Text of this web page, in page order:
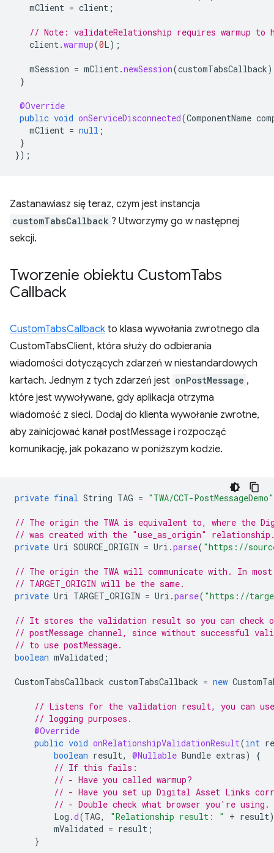
mClient = client ;
// Note: validateRelationship requires warmup to
client.warmup(0L);
mSession = mClient.newSession(customTabsCallback
}
@Override
public void onServiceDisconnected(ComponentName
mClient = null ;
}
});
Zastanawiasz się teraz, czym jest instancja
customTabsCallback ? Utworzymy go w następnej
sekcji.
Tworzenie obiektu CustomTabs
Callback
CustomTabsCallback to klasa wywołania zwrotnego dla
CustomTabsClient, która służy do odbierania
wiadomości dotyczących zdarzeń w niestandardowych
kartach. Jednym z tych zdarzeń jest onPostMessage ,
które jest wywoływane, gdy aplikacja otrzyma
wiadomość z sieci. Dodaj do klienta wywołanie zwrotne,
aby zainicjować kanał postMessage i rozpocząć
komunikację, jak pokazano w poniższym kodzie.
private final String TAG = "TWA/CCT-PostMessageDemo"
// The origin the TWA is equivalent to, where the
// was created with the "use_as_origin"
private Uri SOURCE_ORIGIN = Uri .parse( "https://
// The origin the TWA will communicate with. In most
// TARGET_ORIGIN will be the same.
private Uri TARGET_ORIGIN = Uri .parse( "https://
// It stores the validation result so you can check
// postMessage channel, since without successful
// to use postMessage.
boolean mValidated ;
CustomTabsCallback customTabsCallback = new
// Listens for the validation result, you can
// logging purposes.
@Override
public void onRelationshipValidationResult(int
boolean result, @Nullable Bundle extras)
{
// If this fails:
// - Have you called warmup?
// - Have you set up Digital Asset Links
// - Double check what browser you're using.
Log .d(TAG, "Relationship result: " + result
mValidated = result ;
}